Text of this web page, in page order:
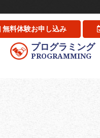
無料体験お申し込み
プログラミング
PROGRAMMING